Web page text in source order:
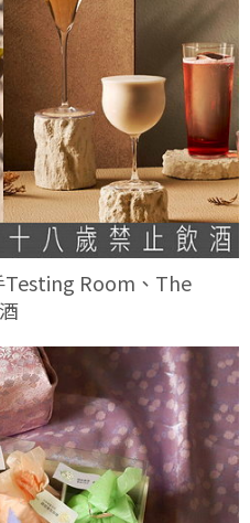
Testing Room、The